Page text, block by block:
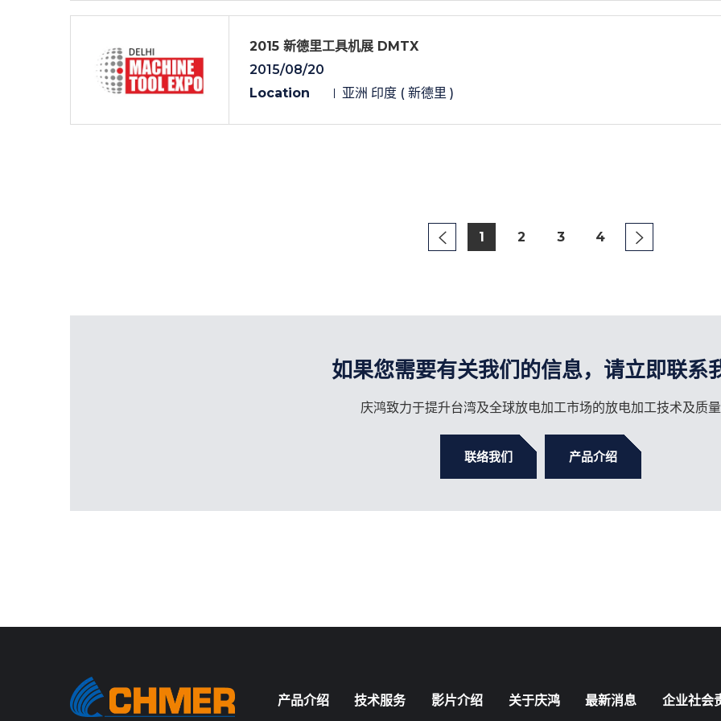
2015 新德里工具机展 DMTX
2015/08/20
Location
亚洲 印度 ( 新德里 )
1 2 3 4
如果您需要有关我们的信息，请立即联系
庆鸿致力于提升台湾及全球放电加工市场的放电加工技术及质量
联络我们 产品介绍
产品介绍 技术服务 影片介绍 关于庆鸿 最新消息 企业社会